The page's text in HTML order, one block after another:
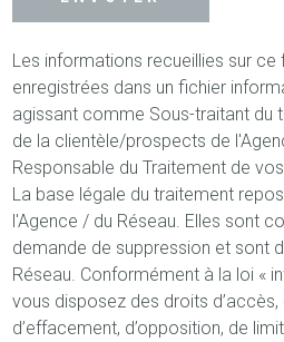
Les informations recueillies sur ce
enregistrées dans un fichier
agissant comme Sous-traitant du
de la clientèle/prospects de
Responsable du Traitement de
La base légale du traitement
l'Agence / du Réseau. Elles sont
demande de suppression et sont
Réseau. Conformément à la loi «
vous disposez des droits
d’effacement, d’opposition, de